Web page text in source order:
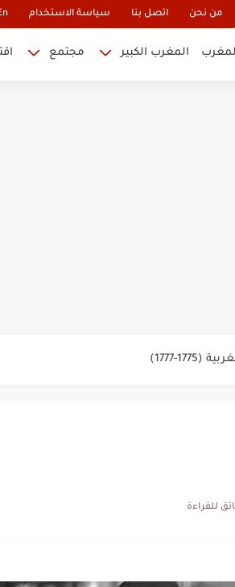
من نحن اتصل بنا سياسة الاستخدام
المغرب الكبير مجتمع
الجزائر سنة 1963
للمركز السادس عالمياً ويُحكم قبضته على